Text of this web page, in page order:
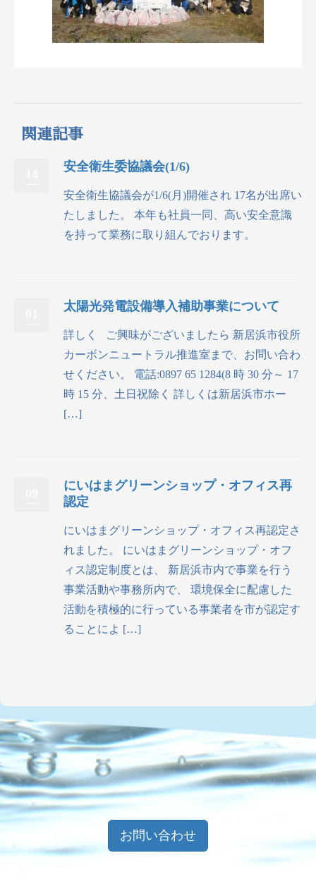
関連記事
安全衛生委協議会(1/6)
安全衛生協議会が1/6(月)開催され 17名が出席い
たしました。 本年も社員一同、高い安全意識
を持って業務に取り組んでおります。
太陽光発電設備導入補助事業について
詳しく ご興味がございましたら 新居浜市役所
カーボンニュートラル推進室まで、お問い合わ
せください。 電話:0897 65 1284(8 時 30 分～ 17
時 15 分、土日祝除く 詳しくは新居浜市ホー
[…]
にいはまグリーンショップ・オフィス再
認定
にいはまグリーンショップ・オフィス再認定さ
れました。 にいはまグリーンショップ・オフ
ィス認定制度とは、 新居浜市内で事業を行う
事業活動や事務所内で、 環境保全に配慮した
活動を積極的に行っている事業者を市が認定す
ることによ […]
お問い合わせ